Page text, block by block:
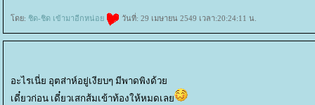
ดย: ชิด-ชิด เข้ามาอีกหน่อ วันที่: 29 เมษายน 2549 เวลา:20:24:11 น.
อะไรเนี่ย อุตส่าห์อยู่เงียบๆ มีพาดพิงด้ว
เดี๋ยวก่อน เดี๋ยวเสกส้มเข้าท้องให้หมดเล